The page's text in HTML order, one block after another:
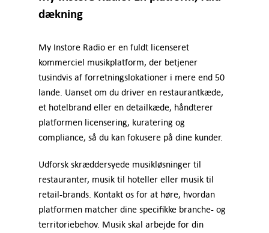
dækning
My Instore Radio er en fuldt licenseret
kommerciel musikplatform, der betjener
tusindvis af forretningslokationer i mere end 50
lande. Uanset om du driver en restaurantkæde,
et hotelbrand eller en detailkæde, håndterer
platformen licensering, kuratering og
compliance, så du kan fokusere på dine kunder.
Udforsk skræddersyede musikløsninger til
restauranter, musik til hoteller eller musik til
retail-brands. Kontakt os for at høre, hvordan
platformen matcher dine specifikke branche- og
territoriebehov. Musik skal arbejde for din